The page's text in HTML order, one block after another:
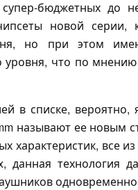
бюджетных до
новой серии,
но при этом
уровня, что по
в списке, вероятно,
называют ее новым
характеристик, все
данная технология